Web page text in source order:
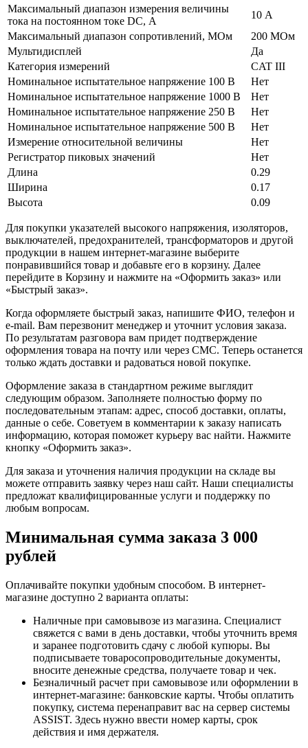
Максимальный диапазон измерения величины
тока на постоянном токе DC, А
10 А
Максимальный диапазон сопротивлений, МОм
200 МОм
Мультидисплей
Да
Категория измерений
CAT III
Номинальное испытательное напряжение 100 В
Нет
Номинальное испытательное напряжение 1000 В
Нет
Номинальное испытательное напряжение 250 В
Нет
Номинальное испытательное напряжение 500 В
Нет
Измерение относительной величины
Нет
Регистратор пиковых значений
Нет
Длина
0.29
Ширина
0.17
Высота
0.09
Для покупки указателей высокого напряжения, изоляторов,
выключателей, предохранителей, трансформаторов и другой
продукции в нашем интернет-магазине выберите
понравившийся товар и добавьте его в корзину. Далее
перейдите в Корзину и нажмите на «Оформить заказ» или
«Быстрый заказ».
Когда оформляете быстрый заказ, напишите ФИО, телефон и
e-mail. Вам перезвонит менеджер и уточнит условия заказа.
По результатам разговора вам придет подтверждение
оформления товара на почту или через СМС. Теперь останется
только ждать доставки и радоваться новой покупке.
Оформление заказа в стандартном режиме выглядит
следующим образом. Заполняете полностью форму по
последовательным этапам: адрес, способ доставки, оплаты,
данные о себе. Советуем в комментарии к заказу написать
информацию, которая поможет курьеру вас найти. Нажмите
кнопку «Оформить заказ».
Для заказа и уточнения наличия продукции на складе вы
можете отправить заявку через наш сайт. Наши специалисты
предложат квалифицированные услуги и поддержку по
любым вопросам.
Минимальная сумма заказа 3 000
рублей
Оплачивайте покупки удобным способом. В интернет-
магазине доступно 2 варианта оплаты:
Наличные при самовывозе из магазина. Специалист
свяжется с вами в день доставки, чтобы уточнить время
и заранее подготовить сдачу с любой купюры. Вы
подписываете товаросопроводительные документы,
вносите денежные средства, получаете товар и чек.
Безналичный расчет при самовывозе или оформлении в
интернет-магазине: банковские карты. Чтобы оплатить
покупку, система перенаправит вас на сервер системы
ASSIST. Здесь нужно ввести номер карты, срок
действия и имя держателя.